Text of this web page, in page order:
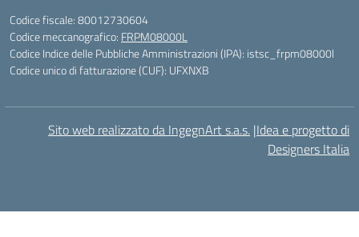
Codice fiscale: 80012730604
Codice meccanografico: FRPM08000L
Codice Indice delle Pubbliche Amministrazioni (IPA): istsc_frpm08000l
Codice unico di fatturazione (CUF): UFXNXB
Sito web realizzato da IngegnArt s.a.s. |Idea e progetto di
Designers Italia